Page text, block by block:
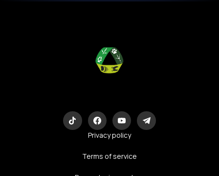
Privacy policy
Terms of service